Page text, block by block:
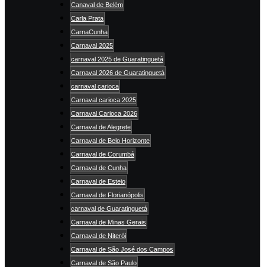
Canaval de Belém
Carla Prata
CarnaCunha
Carnaval 2025
carnaval 2025 de Guaratinguetá
Carnaval 2026 de Guaratinguetá
carnaval carioca
Carnaval carioca 2025
Carnaval Carioca 2026
Carnaval de Alegrete
Carnaval de Belo Horizonte
Carnaval de Corumbá
Carnaval de Cunha
Carnaval de Esteio
Carnaval de Florianópolis
carnaval de Guaratinguetá
Carnaval de Minas Gerais
Carnaval de Niterói
Carnaval de São José dos Campos
Carnaval de São Paulo